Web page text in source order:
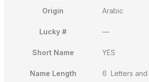
Origin Arabic
Lucky # —
Short Name YES
Name Length 6 Letters and